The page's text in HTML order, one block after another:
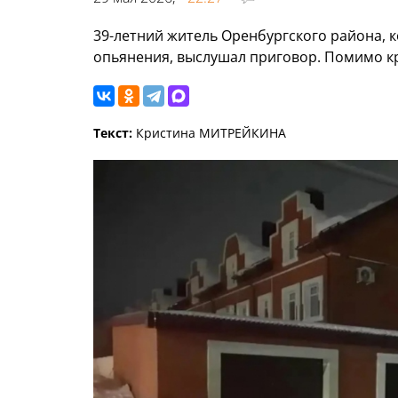
39-летний житель Оренбургского
опьянения, выслушал приговор. Помимо
Текст: Кристина МИТРЕЙКИНА